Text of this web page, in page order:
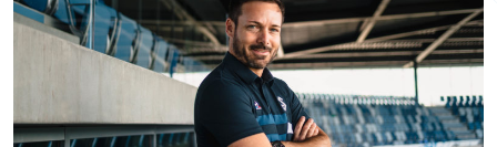
RESTAURATION
CLUB